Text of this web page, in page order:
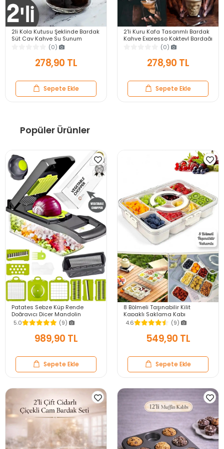
2li Kola Kutusu Şeklinde Bardak
Süt Çay Kahve Su Sunum
Bardağı Isıya Dayanıklı
Borosilikat Bardak
(0)
278,90 TL
Sepete Ekle
2'li Kuru Kafa Tasarımlı Bardak
Kahve Expresso Kokteyl Bardağı
Kristal Skull Çift Cidarlı Cam
(0)
278,90 TL
Sepete Ekle
Popüler Ürünler
Patates Sebze Küp Rende
Doğrayıcı Dicer Mandolin
Dilimleyici Jülyen Kesici
Vegetable Chopper Seti
5.0 (9)
989,90 TL
Sepete Ekle
8 Bölmeli Taşınabilir Kilit
Kapaklı Saklama Kabı
Kahvaltılık Organizer Piknik Seti
Gıda Kutusu
4.6 (9)
549,90 TL
Sepete Ekle